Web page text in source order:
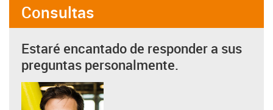
Consultas
Estaré encantado de responder a sus
preguntas personalmente.